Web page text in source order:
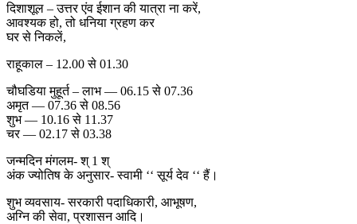
दिशाशूल – उत्तर एंव ईशान की यात्रा ना करें,
आवश्यक हो, तो धनिया ग्रहण कर
घर से निकलें,
राहूकाल – 12.00 से 01.30
चौघडिया मुहूर्त – लाभ — 06.15 से 07.36
अमृत — 07.36 से 08.56
शुभ — 10.16 से 11.37
चर — 02.17 से 03.38
जन्मदिन मंगलम- श् 1 श्
अंक ज्योतिष के अनुसार- स्वामी ‘‘ सूर्य देव ‘‘ हैं।
शुभ व्यवसाय- सरकारी पदाधिकारी, आभूषण,
अग्नि की सेवा, प्रशासन आदि।